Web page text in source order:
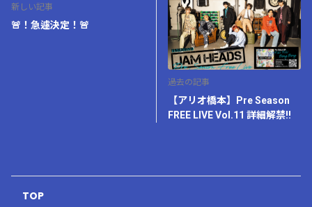
新しい記事
🚨！急遽決定！🚨
過去の記事
【アリオ橋本】Pre Season
FREE LIVE Vol.11 詳細解禁!!
TOP